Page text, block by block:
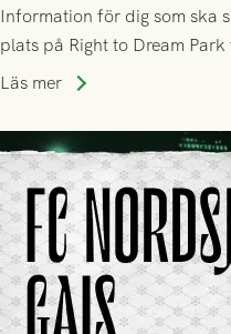
Information för dig som ska
plats på Right to Dream
Läs mer